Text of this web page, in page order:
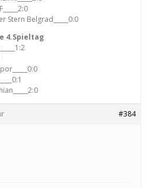
Stern Belgrad_____0:0
4.Spieltag
#384